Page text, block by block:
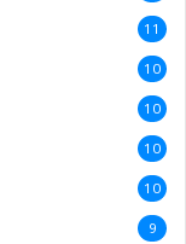
11
10
10
10
10
9